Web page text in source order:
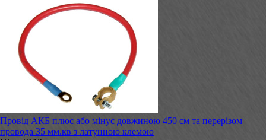
Провід АКБ плюс або мінус довжиною 450 см та перерізом
провода 35 мм.кв з латунною клемою